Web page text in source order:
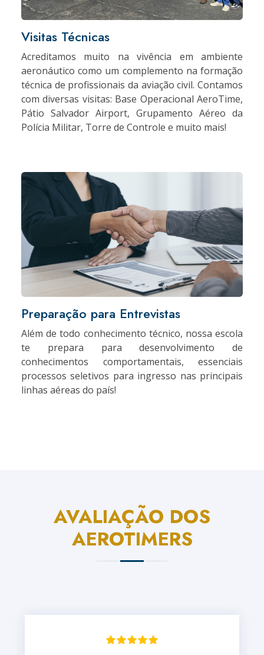
Visitas Técnicas
Acreditamos muito na vivência em ambiente
aeronáutico como um complemento na formação
técnica de profissionais da aviação civil. Contamos
com diversas visitas: Base Operacional AeroTime,
Pátio Salvador Airport, Grupamento Aéreo da
Polícia Militar, Torre de Controle e muito mais!
Preparação para Entrevistas
Além de todo conhecimento técnico, nossa escola
te prepara para desenvolvimento de
conhecimentos comportamentais, essenciais
processos seletivos para ingresso nas principais
linhas aéreas do país!
AVALIAÇÃO DOS
AEROTIMERS